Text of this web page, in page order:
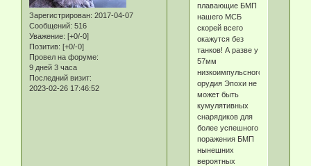
Зарегистрирован: 2017-04-07
Сообщений: 516
Уважение: [+0/-0]
Позитив: [+0/-0]
Провел на форуме:
9 дней 3 часа
Последний визит:
2023-02-26 17:46:52
плавающие БМП
нашего МСБ
скорей всего
окажутся без
танков! А разве у
57мм
низкоимпульсного
орудия Эпохи не
может быть
кумулятивных
снарядиков для
более успешного
поражения БМП
нынешних
вероятных